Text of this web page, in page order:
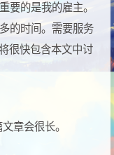
要的是我的雇主。
的时间。需要服务
很快包含本文中讨
章会很长。